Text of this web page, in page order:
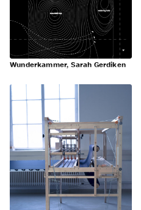
Wunderkammer, Sarah Gerdiken